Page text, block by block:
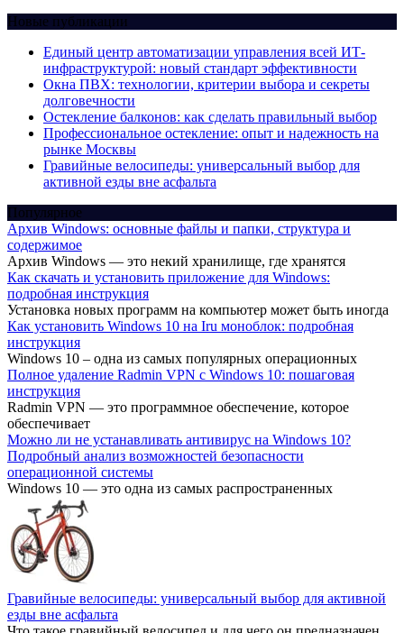
Новые публикации
Единый центр автоматизации управления всей ИТ-
инфраструктурой: новый стандарт эффективности
Окна ПВХ: технологии, критерии выбора и секреты
долговечности
Остекление балконов: как сделать правильный выбор
Профессиональное остекление: опыт и надежность на
рынке Москвы
Гравийные велосипеды: универсальный выбор для
активной езды вне асфальта
Популярное
Архив Windows: основные файлы и папки, структура и
содержимое
Архив Windows — это некий хранилище, где хранятся
Как скачать и установить приложение для Windows:
подробная инструкция
Установка новых программ на компьютер может быть иногда
Как установить Windows 10 на Iru моноблок: подробная
инструкция
Windows 10 – одна из самых популярных операционных
Полное удаление Radmin VPN с Windows 10: пошаговая
инструкция
Radmin VPN — это программное обеспечение, которое
обеспечивает
Можно ли не устанавливать антивирус на Windows 10?
Подробный анализ возможностей безопасности
операционной системы
Windows 10 — это одна из самых распространенных
Гравийные велосипеды: универсальный выбор для активной
езды вне асфальта